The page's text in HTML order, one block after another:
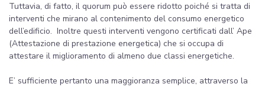
Tuttavia, di fatto, il quorum può essere ridotto poiché si tratta di
interventi che mirano al contenimento del consumo energetico
dell’edificio. Inoltre questi interventi vengono certificati dall’ Ape
(Attestazione di prestazione energetica) che si occupa di
attestare il miglioramento di almeno due classi energetiche.
E’ sufficiente pertanto una maggioranza semplice, attraverso la